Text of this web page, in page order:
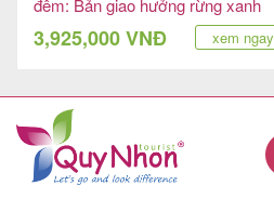
đêm: Bản giao hưởng rừng xanh
biển biếc
3,925,000 VNĐ xem ngay